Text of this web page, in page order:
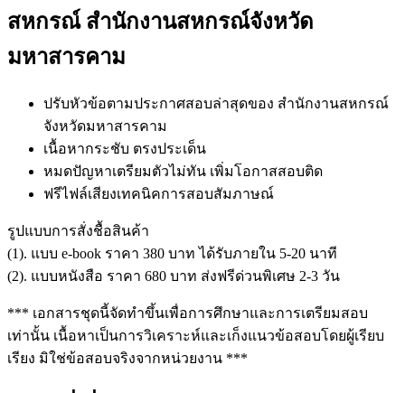
สหกรณ์ สำนักงานสหกรณ์จังหวัด
มหาสารคาม
ปรับหัวข้อตามประกาศสอบล่าสุดของ สำนักงานสหกรณ์
จังหวัดมหาสารคาม
เนื้อหากระชับ ตรงประเด็น
หมดปัญหาเตรียมตัวไม่ทัน เพิ่มโอกาสสอบติด
ฟรีไฟล์เสียงเทคนิคการสอบสัมภาษณ์
รูปแบบการสั่งชื้อสินค้า
(1). แบบ e-book ราคา 380 บาท ได้รับภายใน 5-20 นาที
(2). แบบหนังสือ ราคา 680 บาท ส่งฟรีด่วนพิเศษ 2-3 วัน
*** เอกสารชุดนี้จัดทำขึ้นเพื่อการศึกษาและการเตรียมสอบ
เท่านั้น เนื้อหาเป็นการวิเคราะห์และเก็งแนวข้อสอบโดยผู้เรียบ
เรียง มิใช่ข้อสอบจริงจากหน่วยงาน ***